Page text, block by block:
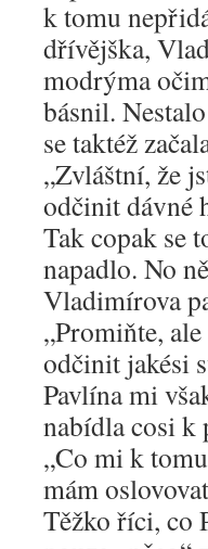
k tomu
dřívějška,
modrýma
básnil.
se taktéž
„Zvláštní, že
odčinit dávné
Tak copak se
napadlo. No
Vladimírova
„Promiňte,
odčinit jakési
Pavlína mi
nabídla cosi k
„Co mi k
mám
Těžko říci, co